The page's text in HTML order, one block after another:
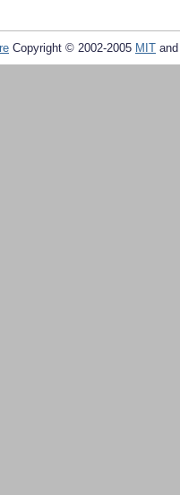
Copyright © 2002-2005 MIT